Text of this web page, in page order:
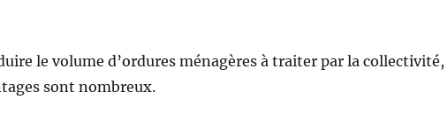
le volume d’ordures ménagères à traiter par la collectivité,
sont nombreux.